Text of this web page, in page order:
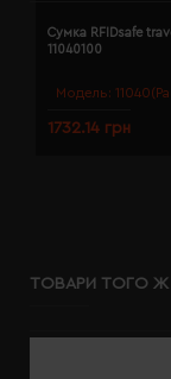
Модель:
Сумка RFIDsafe
11040100
1732.14 грн
ТОВАРИ ТОГО Ж